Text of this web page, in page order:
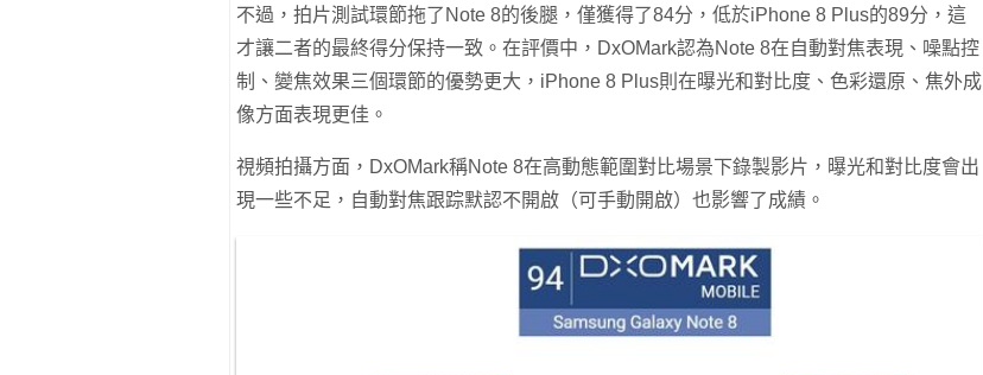
不過，拍片測試環節拖了Note 8的後腿，僅獲得了84分，低於iPhone 8 Plus的89分，這
才讓二者的最終得分保持一致。在評價中，DxOMark認為Note 8在自動對焦表現、噪點控
制、變焦效果三個環節的優勢更大，iPhone 8 Plus則在曝光和對比度、色彩還原、焦外成
像方面表現更佳。
視頻拍攝方面，DxOMark稱Note 8在高動態範圍對比場景下錄製影片，曝光和對比度會出
現一些不足，自動對焦跟踪默認不開啟（可手動開啟）也影響了成績。